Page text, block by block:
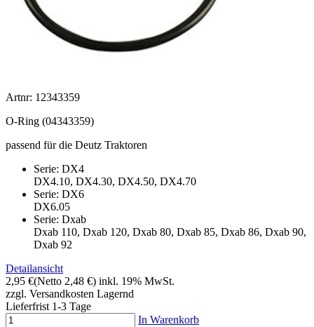
Artnr: 12343359
O-Ring (04343359)
passend für die Deutz Traktoren
Serie: DX4
DX4.10, DX4.30, DX4.50, DX4.70
Serie: DX6
DX6.05
Serie: Dxab
Dxab 110, Dxab 120, Dxab 80, Dxab 85, Dxab 86, Dxab 90,
Dxab 92
Detailansicht
2,95 €(Netto 2,48 €) inkl. 19% MwSt.
zzgl. Versandkosten Lagernd
Lieferfrist 1-3 Tage
In Warenkorb